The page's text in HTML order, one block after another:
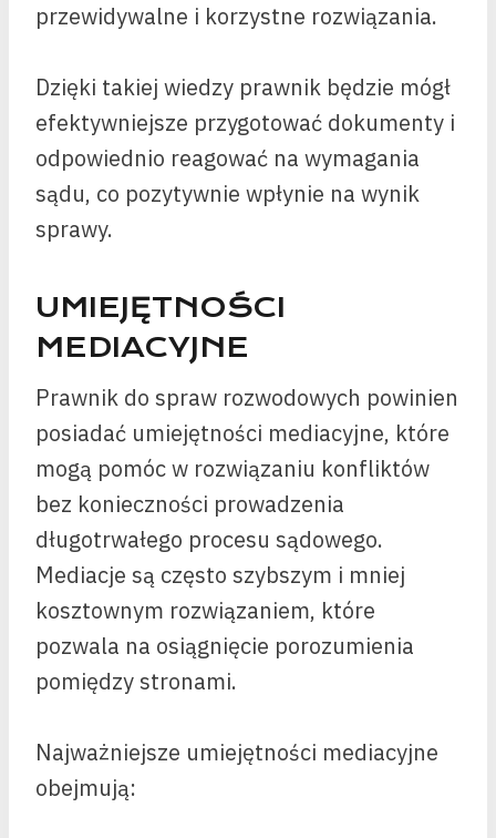
przewidywalne i korzystne rozwiązania.
Dzięki takiej wiedzy prawnik będzie mógł
efektywniejsze przygotować dokumenty i
odpowiednio reagować na wymagania
sądu, co pozytywnie wpłynie na wynik
sprawy.
UMIEJĘTNOŚCI
MEDIACYJNE
Prawnik do spraw rozwodowych powinien
posiadać umiejętności mediacyjne, które
mogą pomóc w rozwiązaniu konfliktów
bez konieczności prowadzenia
długotrwałego procesu sądowego.
Mediacje są często szybszym i mniej
kosztownym rozwiązaniem, które
pozwala na osiągnięcie porozumienia
pomiędzy stronami.
Najważniejsze umiejętności mediacyjne
obejmują: